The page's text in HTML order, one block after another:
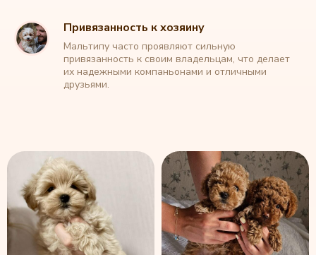
Привязанность к хозяину
Мальтипу часто проявляют сильную
привязанность к своим владельцам, что делает
их надежными компаньонами и отличными
друзьями.